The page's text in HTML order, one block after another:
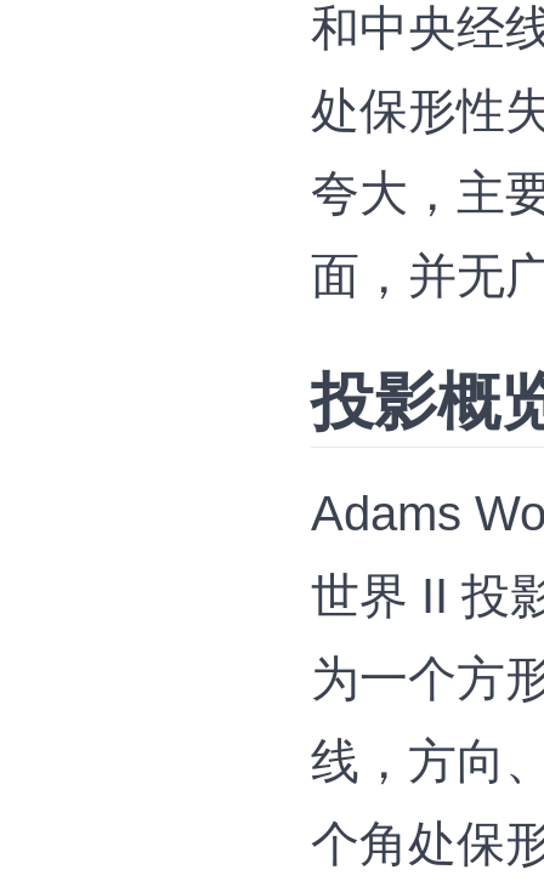
和中央经
处保形性
夸大，主
面，并无
投影概
Adams
世界 II 投
为一个方
线，方向
个角处保